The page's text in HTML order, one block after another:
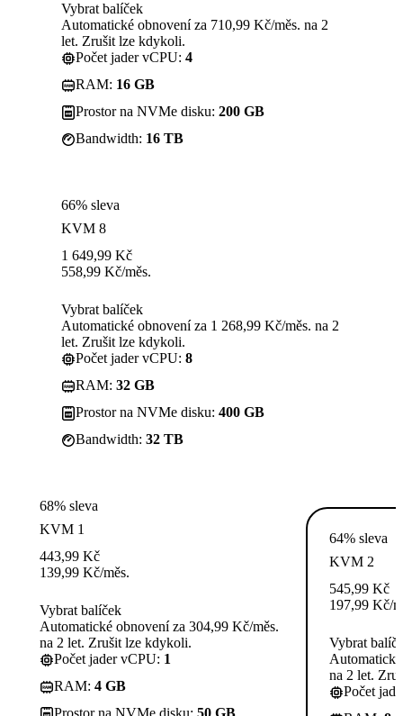
Vybrat balíček
Automatické obnovení za 710,99 Kč/měs. na 2
let. Zrušit lze kdykoli.
Počet jader vCPU: 4
RAM: 16 GB
Prostor na NVMe disku: 200 GB
Bandwidth: 16 TB
66% sleva
KVM 8
1 649,99 Kč
558,99 Kč/měs.
Vybrat balíček
Automatické obnovení za 1 268,99 Kč/měs. na 2
let. Zrušit lze kdykoli.
Počet jader vCPU: 8
RAM: 32 GB
Prostor na NVMe disku: 400 GB
Bandwidth: 32 TB
68% sleva
KVM 1
443,99 Kč
139,99 Kč/měs.
Vybrat balíček
Automatické obnovení za 304,99 Kč/měs.
na 2 let. Zrušit lze kdykoli.
Počet jader vCPU: 1
RAM: 4 GB
64% sleva
KVM 2
545,99 Kč
197,99 Kč/
Vybrat
na 2 let.
Počet